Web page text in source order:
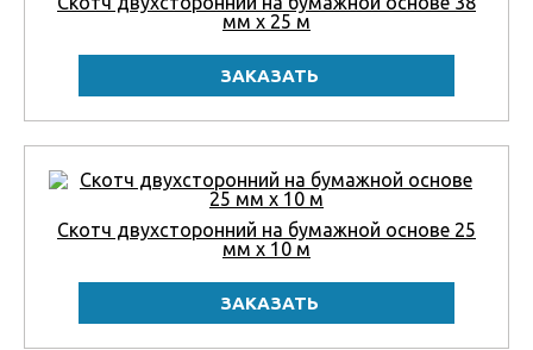
мм x 25 м
Скотч двухсторонний на бумажной основе 25
мм x 10 м